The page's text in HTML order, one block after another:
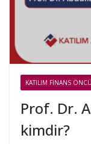
KATILIM FINANS
Prof. Dr.
kimdir?